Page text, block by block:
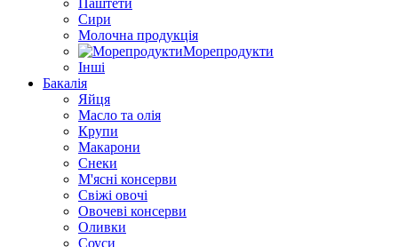
Паштети
Сири
Молочна продукція
Морепродукти
Інші
Бакалія
Яйця
Масло та олія
Крупи
Макарони
Снеки
М'ясні консерви
Свіжі овочі
Овочеві консерви
Оливки
Соуси